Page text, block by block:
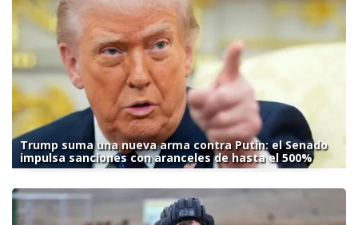
Trump suma una nueva arma contra Putin: el Senado
impulsa sanciones con aranceles de hasta el 500%